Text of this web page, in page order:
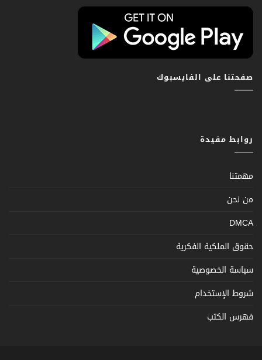
صفحتنا على الفايسبوك
روابط مفيدة
مهمتنا
من نحن
DMCA
حقوق الملكية الفكرية
سياسة الخصوصية
شروط الإستخدام
فهرس الكتب